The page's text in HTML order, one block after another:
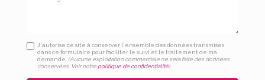
J'autorise ce site à conserver l'ensemble des données transmises
dans ce formulaire pour faciliter le suivi et le traitement de ma
demande. (Aucune exploitation commerciale ne sera faite des données
conservées. Voir notre politique de confidentialité)